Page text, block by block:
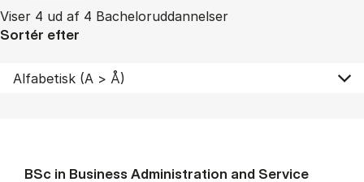
Viser 4 ud af 4 Bacheloruddannelser
Sortér efter
BSc in Busi­ness Ad­min­is­tra­tion and Ser­vice